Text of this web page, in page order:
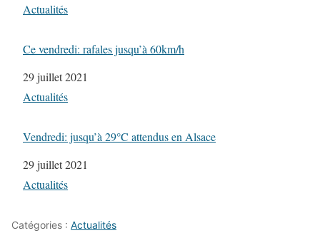
Par rapport à
Actualités
Ce vendredi: rafales jusqu’à 60km/h
Date
29 juillet 2021
Par rapport à
Actualités
Vendredi: jusqu’à 29°C attendus en Alsace
Date
29 juillet 2021
Par rapport à
Actualités
Catégories : Actualités